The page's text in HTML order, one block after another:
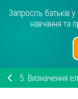
Запросіть батьків
навчання та
5. Визначення